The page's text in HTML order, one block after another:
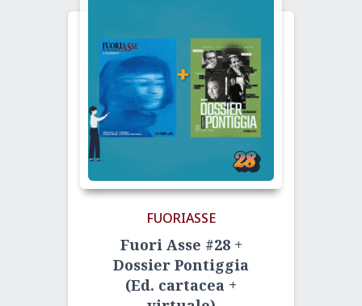
FUORIASSE
Fuori Asse #28 +
Dossier Pontiggia
(Ed. cartacea +